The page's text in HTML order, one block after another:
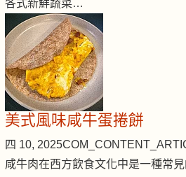
各式新鮮蔬菜…
美式風味咸牛蛋捲餅
四 10, 2025
咸牛肉在西方飲食文化中是一種常